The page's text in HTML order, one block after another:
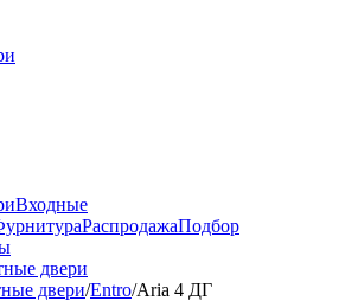
Входные
РаспродажаПодбор
двери
двери/Entro/Aria 4 ДГ